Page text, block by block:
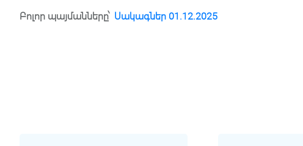
Բոլոր պայմանները՝ Սակագներ 01.12.2025